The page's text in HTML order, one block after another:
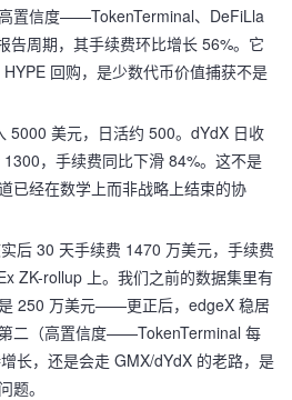
置信度——TokenTerminal、DeFiLla
告周期，其手续费环比增长 56%。它
回购，是少数代币价值捕获不是
5000 美元，日活约 500。dYdX 日收
，手续费同比下滑 84%。这不是
经在数学上而非战略上结束的协
后 30 天手续费 1470 万美元，手续费
ZK-rollup 上。我们之前的数据集里有
250 万美元——更正后，edgeX 稳居
二（高置信度——TokenTerminal 每
长，还是会走 GMX/dYdX 的老路，是
题。